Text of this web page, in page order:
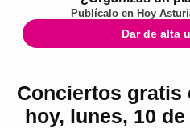
Publícalo en Hoy
Dar de alta
Conciertos gratis
hoy, lunes, 10